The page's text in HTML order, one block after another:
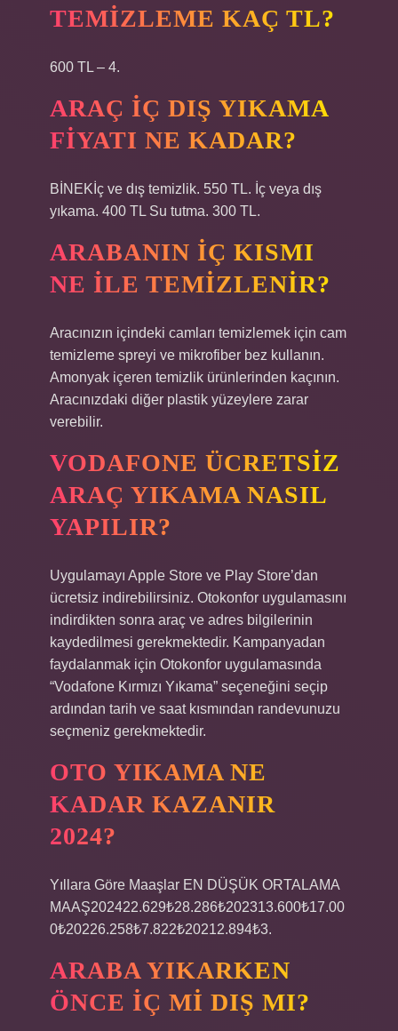
TEMIZLEME KAÇ TL?
600 TL – 4.
ARAÇ IÇ DIŞ YIKAMA
FIYATI NE KADAR?
BİNEKİç ve dış temizlik. 550 TL. İç veya dış
yıkama. 400 TL Su tutma. 300 TL.
ARABANIN IÇ KISMI
NE ILE TEMIZLENIR?
Aracınızın içindeki camları temizlemek için cam
temizleme spreyi ve mikrofiber bez kullanın.
Amonyak içeren temizlik ürünlerinden kaçının.
Aracınızdaki diğer plastik yüzeylere zarar
verebilir.
VODAFONE ÜCRETSIZ
ARAÇ YIKAMA NASIL
YAPILIR?
Uygulamayı Apple Store ve Play Store’dan
ücretsiz indirebilirsiniz. Otokonfor uygulamasını
indirdikten sonra araç ve adres bilgilerinin
kaydedilmesi gerekmektedir. Kampanyadan
faydalanmak için Otokonfor uygulamasında
“Vodafone Kırmızı Yıkama” seçeneğini seçip
ardından tarih ve saat kısmından randevunuzu
seçmeniz gerekmektedir.
OTO YIKAMA NE
KADAR KAZANIR
2024?
Yıllara Göre Maaşlar EN DÜŞÜK ORTALAMA
MAAŞ202422.629₺28.286₺202313.600₺17.00
0₺20226.258₺7.822₺20212.894₺3.
ARABA YIKARKEN
ÖNCE IÇ MI DIŞ MI?